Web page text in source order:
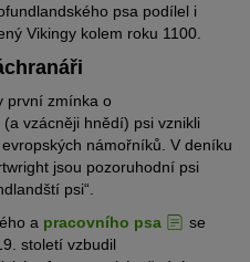
psa podílel i
Vikingy kolem roku 1100.
první zmínka o
vzácněji hnědí) psi vznikli
námořníků. V deníku
jsou pozoruhodní psi
psi“.
a pracovního psa
se
století vzbudil